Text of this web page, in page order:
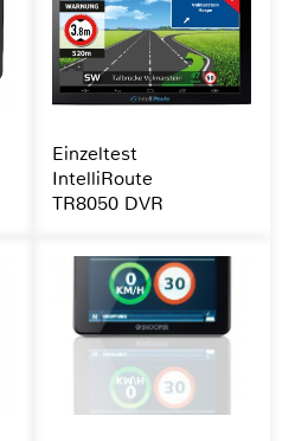
Einzeltest
IntelliRoute
TR8050 DVR